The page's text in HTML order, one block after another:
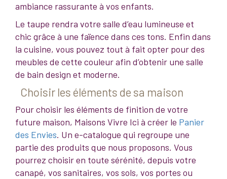
ambiance rassurante à vos enfants.
Le taupe rendra votre salle d’eau lumineuse et
chic grâce à une faïence dans ces tons. Enfin dans
la cuisine, vous pouvez tout à fait opter pour des
meubles de cette couleur afin d’obtenir une salle
de bain design et moderne.
Choisir les éléments de sa maison
Pour choisir les éléments de finition de votre
future maison, Maisons Vivre Ici à créer le Panier
des Envies. Un e-catalogue qui regroupe une
partie des produits que nous proposons. Vous
pourrez choisir en toute sérénité, depuis votre
canapé, vos sanitaires, vos sols, vos portes ou